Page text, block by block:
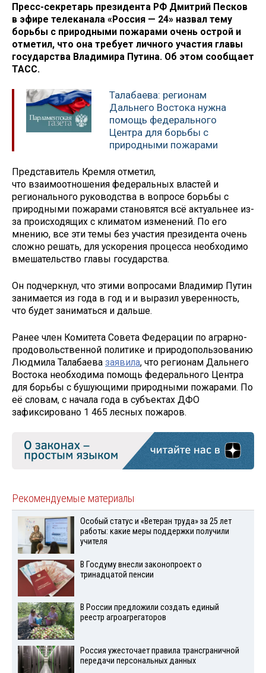
Пресс-секретарь президента РФ Дмитрий Песков
в эфире телеканала «Россия — 24» назвал тему
борьбы с природными пожарами очень острой и
отметил, что она требует личного участия главы
государства Владимира Путина. Об этом сообщает
ТАСС.
Талабаева: регионам
Дальнего Востока нужна
помощь федерального
Центра для борьбы с
природными пожарами
Представитель Кремля отметил,
что взаимоотношения федеральных властей и
регионального руководства в вопросе борьбы с
природными пожарами становятся всё актуальнее из-
за происходящих с климатом изменений. По его
мнению, все эти темы без участия президента очень
сложно решать, для ускорения процесса необходимо
вмешательство главы государства.
Он подчеркнул, что этими вопросами Владимир Путин
занимается из года в год и и выразил уверенность,
что будет заниматься и дальше.
Ранее член Комитета Совета Федерации по аграрно-
продовольственной политике и природопользованию
Людмила Талабаева заявила, что регионам Дальнего
Востока необходима помощь федерального Центра
для борьбы с бушующими природными пожарами. По
её словам, с начала года в субъектах ДФО
зафиксировано 1 465 лесных пожаров.
Рекомендуемые материалы
Особый статус и «Ветеран труда» за 25 лет
работы: какие меры поддержки получили
учителя
В Госдуму внесли законопроект о
тринадцатой пенсии
В России предложили создать единый
реестр агроагрегаторов
Россия ужесточает правила трансграничной
передачи персональных данных